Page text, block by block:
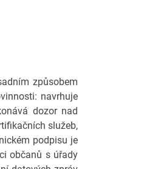
způsobem
navrhuje
dozor nad
služeb,
podpisu je
občanů s úřady